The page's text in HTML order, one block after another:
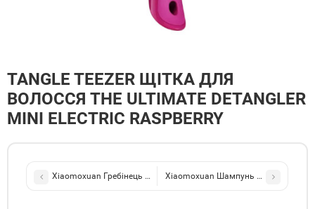
TANGLE TEEZER ЩІТКА ДЛЯ
ВОЛОССЯ THE ULTIMATE DETANGLER
MINI ELECTRIC RASPBERRY
Xiaomoxuan Гребінець для Волосся Fairy Brush
Xiaomoxuan Шампунь для волосся